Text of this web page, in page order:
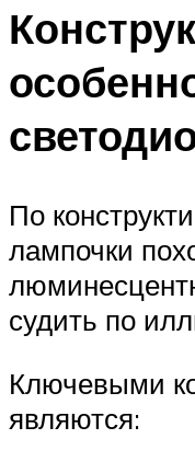
По
лампочки
судить по
Ключевыми
являются: